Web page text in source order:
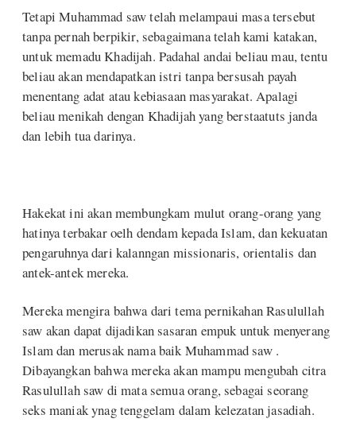
Tetapi Muhammad saw telah melampaui masa tersebut
tanpa pernah berpikir, sebagaimana telah kami katakan,
untuk memadu Khadijah. Padahal andai beliau mau, tentu
beliau akan mendapatkan istri tanpa bersusah payah
menentang adat atau kebiasaan masyarakat. Apalagi
beliau menikah dengan Khadijah yang berstaatuts janda
dan lebih tua darinya.
Hakekat ini akan membungkam mulut orang-orang yang
hatinya terbakar oelh dendam kepada Islam, dan kekuatan
pengaruhnya dari kalanngan missionaris, orientalis dan
antek-antek mereka.
Mereka mengira bahwa dari tema pernikahan Rasulullah
saw akan dapat dijadikan sasaran empuk untuk menyerang
Islam dan merusak nama baik Muhammad saw .
Dibayangkan bahwa mereka akan mampu mengubah citra
Rasulullah saw di mata semua orang, sebagai seorang
seks maniak ynag tenggelam dalam kelezatan jasadiah.